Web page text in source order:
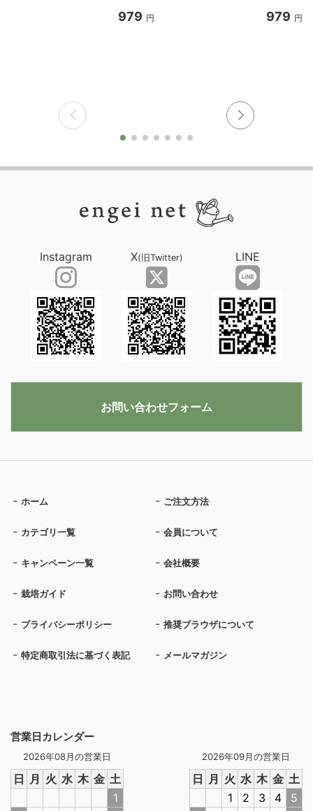
979 円 979 円
営業日カレンダー
2026年08月の営業日
日 月 火 水 木 金 土
1
2026年09月の営業日
日 月 火 水 木 金 土
1
2 3 4
5
ホーム ご注文方法
カテゴリ一覧 会員について
キャンペーン一覧 会社概要
栽培ガイド お問い合わせ
プライバシーポリシー 推奨ブラウザについて
特定商取引法に基づく表記 メールマガジン
Instagram X(旧Twitter) LINE
お問い合わせフォーム